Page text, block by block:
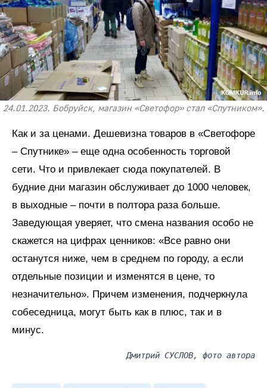
24.01.2023. Бобруйск, магазин «Светофор» стал «Спутником».
Как и за ценами. Дешевизна товаров в «Светофоре
– Спутнике» – еще одна особенность торговой
сети. Что и привлекает сюда покупателей. В
будние дни магазин обслуживает до 1000 человек,
в выходные – почти в полтора раза больше.
Заведующая уверяет, что смена названия особо не
скажется на цифрах ценников: «Все равно они
останутся ниже, чем в среднем по городу, а если
отдельные позиции и изменятся в цене, то
незначительно». Причем изменения, подчеркнула
собеседница, могут быть как в плюс, так и в
минус.
Дмитрий СУСЛОВ, фото автора